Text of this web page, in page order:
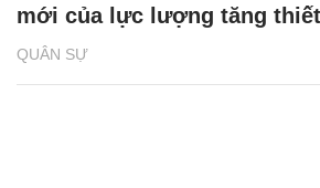
QUÂN SỰ
mới của lực lượng tăng